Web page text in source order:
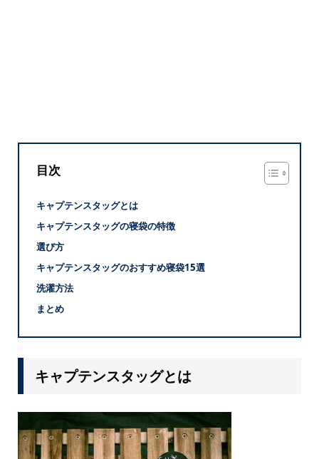
目次
キャプテンスタッグとは
キャプテンスタッグの寝袋の特徴
選び方
キャプテンスタッグのおすすめ寝袋15選
洗濯方法
まとめ
キャプテンスタッグとは